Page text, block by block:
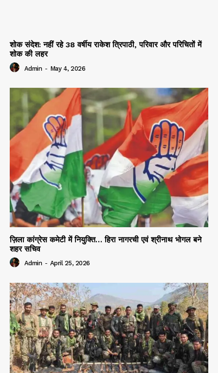
शोक संदेश: नहीं रहे 38 वर्षीय राकेश त्रिपाठी, परिवार और परिचितों में
शोक की लहर
Admin - May 4, 2026
ज़िला कांग्रेस कमेटी में नियुक्ति… हिरा नागरची एवं श्रीनाथ भोगल बने
शहर सचिव
Admin - April 25, 2026